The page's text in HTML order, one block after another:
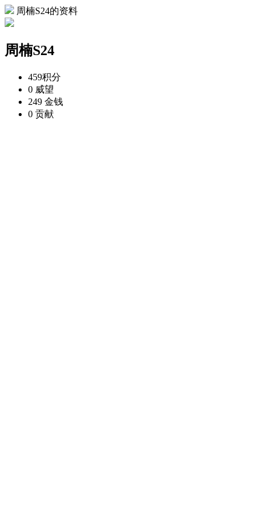
周楠S24的资料
周楠S24
459积分
0 威望
249 金钱
0 贡献